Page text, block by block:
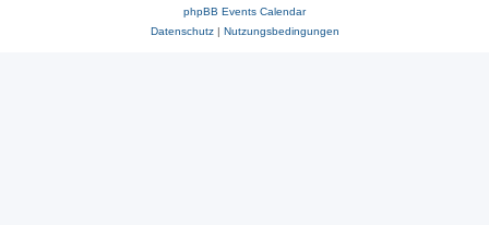
phpBB Events Calendar
Datenschutz| Nutzungsbedingungen